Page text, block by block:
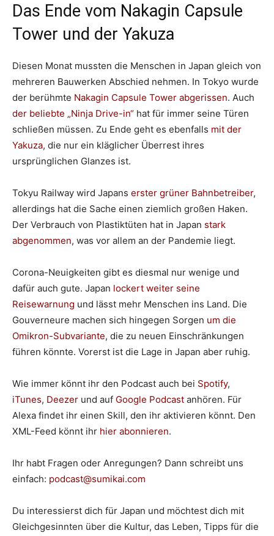
Das Ende vom Nakagin Capsule
Tower und der Yakuza
Diesen Monat mussten die Menschen in Japan gleich von
mehreren Bauwerken Abschied nehmen. In Tokyo wurde
der berühmte Nakagin Capsule Tower abgerissen. Auch
der beliebte „Ninja Drive-in“ hat für immer seine Türen
schließen müssen. Zu Ende geht es ebenfalls mit der
Yakuza, die nur ein kläglicher Überrest ihres
ursprünglichen Glanzes ist.
Tokyu Railway wird Japans erster grüner Bahnbetreiber,
allerdings hat die Sache einen ziemlich großen Haken.
Der Verbrauch von Plastiktüten hat in Japan stark
abgenommen, was vor allem an der Pandemie liegt.
Corona-Neuigkeiten gibt es diesmal nur wenige und
dafür auch gute. Japan lockert weiter seine
Reisewarnung und lässt mehr Menschen ins Land. Die
Gouverneure machen sich hingegen Sorgen um die
Omikron-Subvariante, die zu neuen Einschränkungen
führen könnte. Vorerst ist die Lage in Japan aber ruhig.
Wie immer könnt ihr den Podcast auch bei Spotify,
iTunes, Deezer und auf Google Podcast anhören. Für
Alexa findet ihr einen Skill, den ihr aktivieren könnt. Den
XML-Feed könnt ihr hier abonnieren.
Ihr habt Fragen oder Anregungen? Dann schreibt uns
einfach: podcast@sumikai.com
Du interessierst dich für Japan und möchtest dich mit
Gleichgesinnten über die Kultur, das Leben, Tipps für die